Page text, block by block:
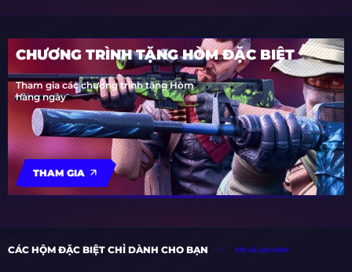
CHƯƠNG TRÌNH TẶNG HÒM ĐẶC BIỆT
Tham gia các chương trình tặng Hòm
hàng ngày
THAM GIA
CÁC HỘM ĐẶC BIỆT CHỈ DÀNH CHO BẠN TẤT CẢ CÁC HỘM